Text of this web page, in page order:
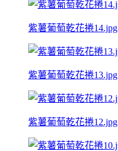
紫薯葡萄乾花捲14.jpg
紫薯葡萄乾花捲13.jpg
紫薯葡萄乾花捲12.jpg